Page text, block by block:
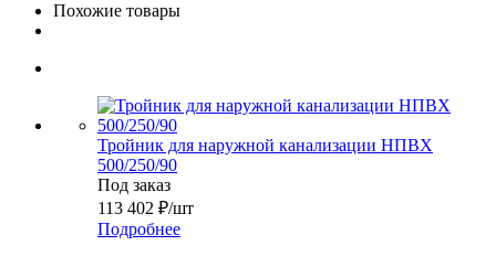
Похожие товары
Тройник для наружной канализации НПВХ
500/250/90
Под заказ
113 402 ₽/шт
Подробнее